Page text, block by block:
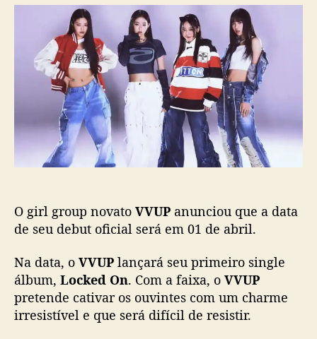
o
b
l
i
c
ç
ã
V
c
o
n
f
i
r
m
a
b
u
i
c
i
O girl group novato VVUP anunciou que a data
de seu debut oficial será em 01 de abril.
Na data, o VVUP lançará seu primeiro single
álbum, Locked On. Com a faixa, o VVUP
pretende cativar os ouvintes com um charme
irresistível e que será difícil de resistir.